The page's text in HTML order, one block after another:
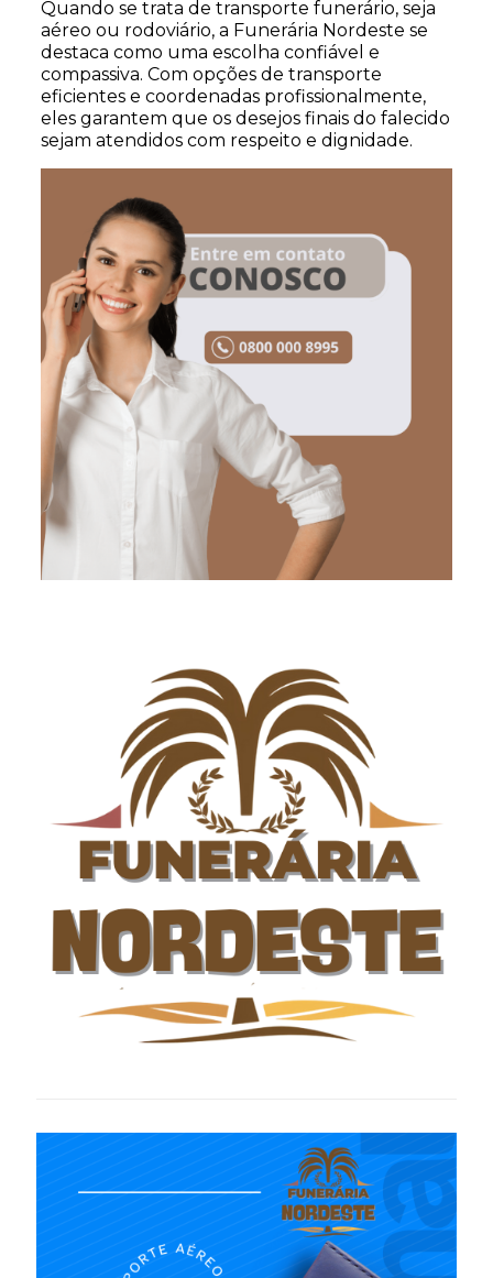
Quando se trata de transporte funerário, seja
aéreo ou rodoviário, a Funerária Nordeste se
destaca como uma escolha confiável e
compassiva. Com opções de transporte
eficientes e coordenadas profissionalmente,
eles garantem que os desejos finais do falecido
sejam atendidos com respeito e dignidade.